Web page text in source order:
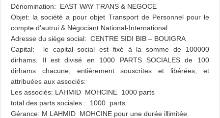
Dénomination: EAST WAY TRANS & NEGOCE
Objet: la société a pour objet Transport de Personnel pour le
compte d’autrui & Négociant National-International
Adresse du siège social: CENTRE SIDI BIB – BOUIGRA
Capital: le capital social est fixé à la somme de 100000
dirhams. Il est divisé en 1000 PARTS SOCIALES de 100
dirhams chacune, entièrement souscrites et libérées, et
attribuées aux associés:
Les associés: LAHMID MOHCINE 1000 parts
total des parts sociales : 1000 parts
Gérance: M LAHMID MOHCINE pour une durée illimitée.